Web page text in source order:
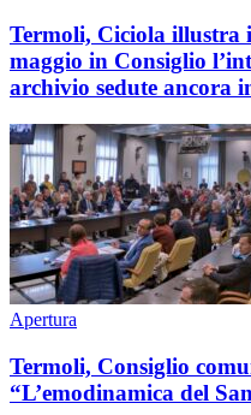
Termoli, Ciciola illustra
maggio in Consiglio
archivio sedute ancora
Apertura
Termoli, Consiglio
“L’emodinamica del